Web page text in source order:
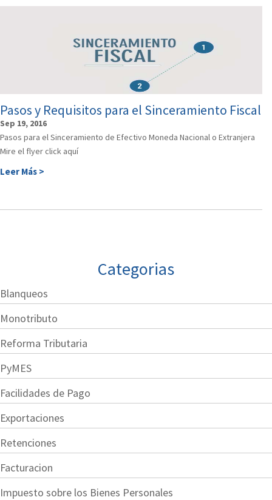
Pasos y Requisitos para el Sinceramiento Fiscal
Sep 19, 2016
Pasos para el Sinceramiento de Efectivo Moneda Nacional o Extranjera
Mire el flyer click aquí
Leer Más >
Categorias
Blanqueos
Monotributo
Reforma Tributaria
PyMES
Facilidades de Pago
Exportaciones
Retenciones
Facturacion
Impuesto sobre los Bienes Personales